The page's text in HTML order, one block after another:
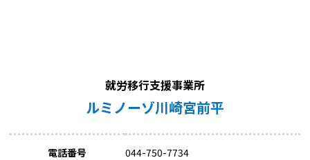
就労移行支援事業所
ルミノーゾ川崎宮前平
電話番号 044-750-7734